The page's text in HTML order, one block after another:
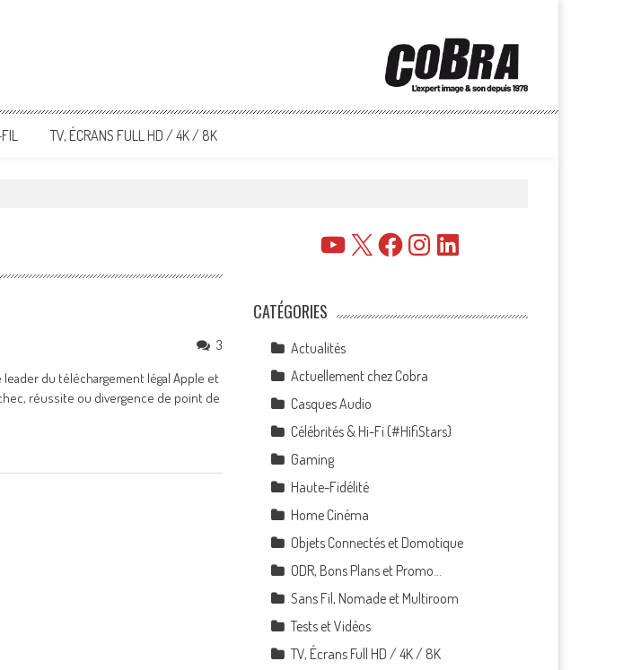
TV, ÉCRANS FULL HD / 4K / 8K
3
du téléchargement légal Apple et
réussite ou divergence de point de
YouTube
X FacebookInstagramLinkedIn
CATÉGORIES
Actualités
Actuellement chez Cobra
Casques Audio
Célébrités & Hi-Fi (#HifiStars)
Gaming
Haute-Fidélité
Home Cinéma
Objets Connectés et Domotique
ODR, Bons Plans et Promo…
Sans Fil, Nomade et Multiroom
Tests et Vidéos
TV, Écrans Full HD / 4K / 8K